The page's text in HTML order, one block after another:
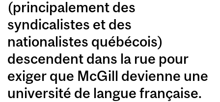
(principalement des
syndicalistes et des
nationalistes québécois)
descendent dans la rue pour
exiger que McGill devienne une
université de langue française.